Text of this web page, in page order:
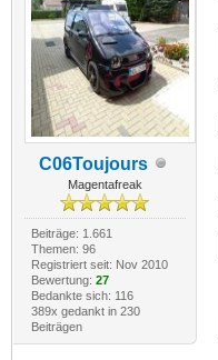
C06Toujours
Magentafreak
Beiträge: 1.661
Themen: 96
Registriert seit: Nov 2010
Bewertung: 27
Bedankte sich: 116
389x gedankt in 230
Beiträgen